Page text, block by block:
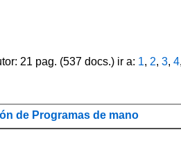
21 pag. (537 docs.) ir a: 1, 2, 3, 4,
de Programas de mano